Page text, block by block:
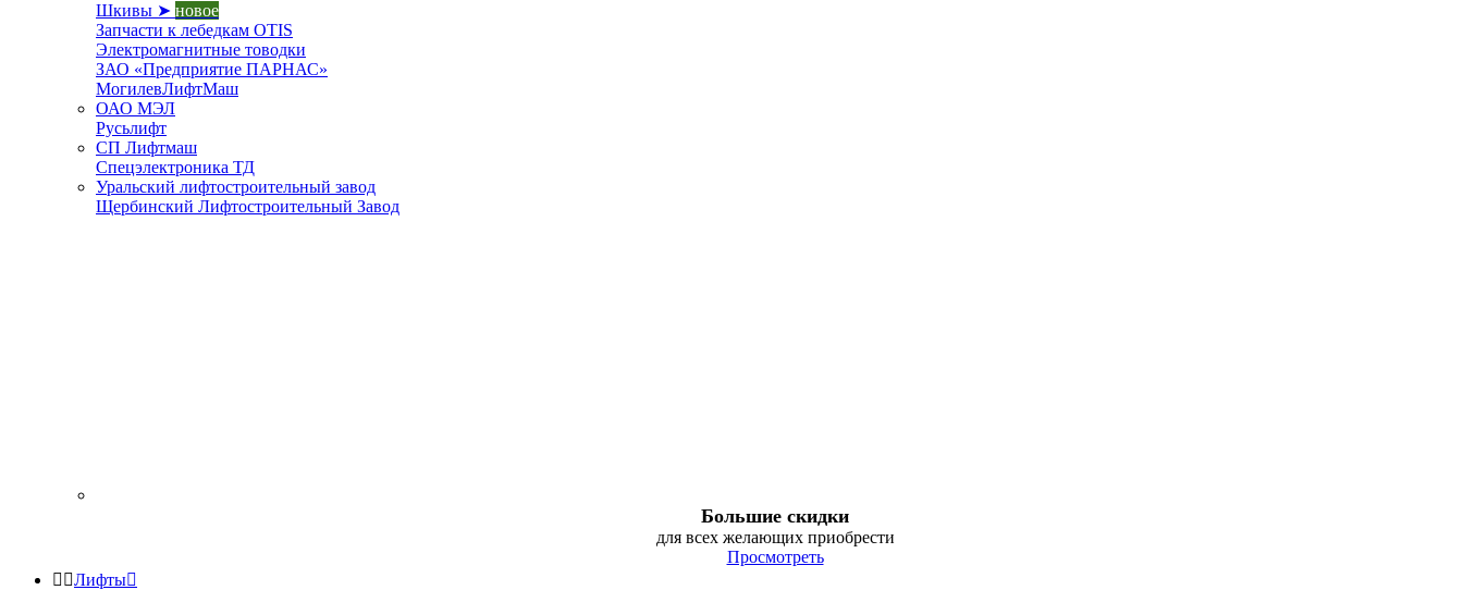
Шкивы ➤ новое
Запчасти к лебедкам OTIS
Электромагнитные товодки
ЗАО «Предприятие ПАРНАС»
МогилевЛифтМаш
ОАО МЭЛ
Русьлифт
СП Лифтмаш
Спецэлектроника ТД
Уральский лифтостроительный завод
Щербинский Лифтостроительный Завод
Большие скидки
для всех желающих приобрести
Просмотреть
 Лифты